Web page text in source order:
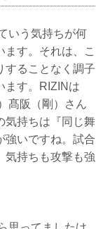
いう気持ちが何
す。それは、こ
することなく調子
ます。RIZINは
髙阪（剛）さん
気持ちは『同じ舞
強いですね。試合
気持ちも攻撃も強